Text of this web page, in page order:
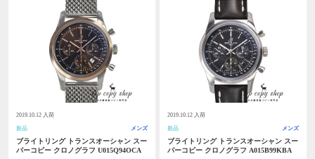
2019.10.12 入荷
新品 メンズ
ブライトリング トランスオーシャン スー
パーコピー クロノグラフ U015Q94OCA
2019.10.12 入荷
新品 メンズ
ブライトリング トランスオーシャン スー
パーコピー クロノグラフ A015B99KBA